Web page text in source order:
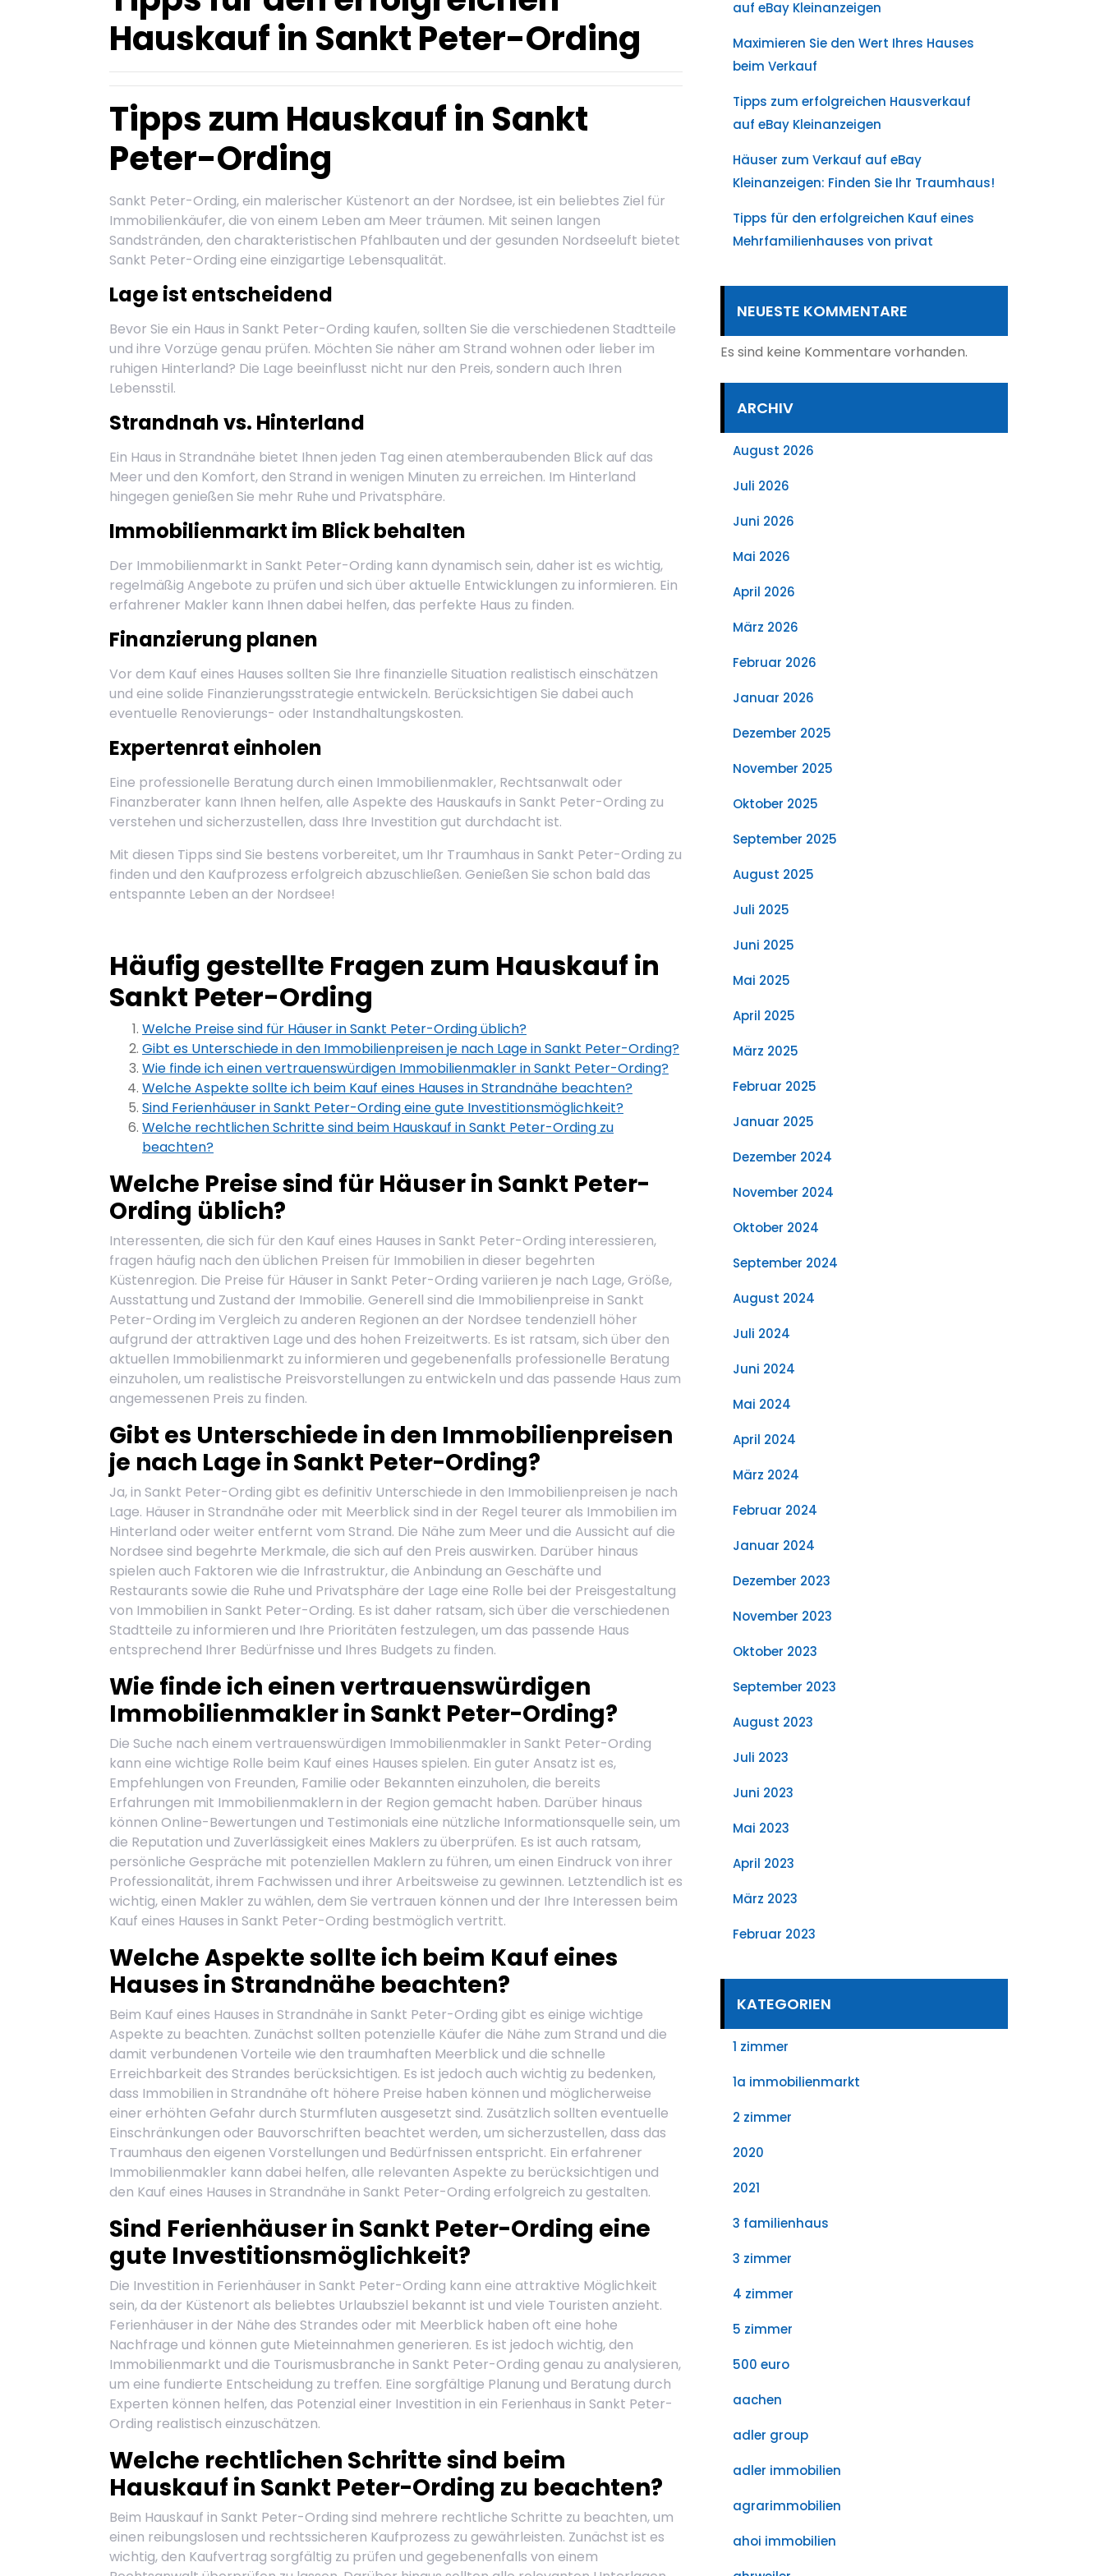
Hauskauf in Sankt Peter-Ording
Tipps zum Hauskauf in Sankt
Peter-Ording
Sankt Peter-Ording, ein malerischer Küstenort an der Nordsee, ist ein beliebtes Ziel für
Immobilienkäufer, die von einem Leben am Meer träumen. Mit seinen langen
Sandstränden, den charakteristischen Pfahlbauten und der gesunden Nordseeluft bietet
Sankt Peter-Ording eine einzigartige Lebensqualität.
Lage ist entscheidend
Bevor Sie ein Haus in Sankt Peter-Ording kaufen, sollten Sie die verschiedenen Stadtteile
und ihre Vorzüge genau prüfen. Möchten Sie näher am Strand wohnen oder lieber im
ruhigen Hinterland? Die Lage beeinflusst nicht nur den Preis, sondern auch Ihren
Lebensstil.
Strandnah vs. Hinterland
Ein Haus in Strandnähe bietet Ihnen jeden Tag einen atemberaubenden Blick auf das
Meer und den Komfort, den Strand in wenigen Minuten zu erreichen. Im Hinterland
hingegen genießen Sie mehr Ruhe und Privatsphäre.
Immobilienmarkt im Blick behalten
Der Immobilienmarkt in Sankt Peter-Ording kann dynamisch sein, daher ist es wichtig,
regelmäßig Angebote zu prüfen und sich über aktuelle Entwicklungen zu informieren. Ein
erfahrener Makler kann Ihnen dabei helfen, das perfekte Haus zu finden.
Finanzierung planen
Vor dem Kauf eines Hauses sollten Sie Ihre finanzielle Situation realistisch einschätzen
und eine solide Finanzierungsstrategie entwickeln. Berücksichtigen Sie dabei auch
eventuelle Renovierungs- oder Instandhaltungskosten.
Expertenrat einholen
Eine professionelle Beratung durch einen Immobilienmakler, Rechtsanwalt oder
Finanzberater kann Ihnen helfen, alle Aspekte des Hauskaufs in Sankt Peter-Ording zu
verstehen und sicherzustellen, dass Ihre Investition gut durchdacht ist.
Mit diesen Tipps sind Sie bestens vorbereitet, um Ihr Traumhaus in Sankt Peter-Ording zu
finden und den Kaufprozess erfolgreich abzuschließen. Genießen Sie schon bald das
entspannte Leben an der Nordsee!
Häufig gestellte Fragen zum Hauskauf in
Sankt Peter-Ording
Welche Preise sind für Häuser in Sankt Peter-Ording üblich?
Gibt es Unterschiede in den Immobilienpreisen je nach Lage in Sankt Peter-Ording?
Wie finde ich einen vertrauenswürdigen Immobilienmakler in Sankt Peter-Ording?
Welche Aspekte sollte ich beim Kauf eines Hauses in Strandnähe beachten?
Sind Ferienhäuser in Sankt Peter-Ording eine gute Investitionsmöglichkeit?
Welche rechtlichen Schritte sind beim Hauskauf in Sankt Peter-Ording zu
beachten?
Welche Preise sind für Häuser in Sankt Peter-
Ording üblich?
Interessenten, die sich für den Kauf eines Hauses in Sankt Peter-Ording interessieren,
fragen häufig nach den üblichen Preisen für Immobilien in dieser begehrten
Küstenregion. Die Preise für Häuser in Sankt Peter-Ording variieren je nach Lage, Größe,
Ausstattung und Zustand der Immobilie. Generell sind die Immobilienpreise in Sankt
Peter-Ording im Vergleich zu anderen Regionen an der Nordsee tendenziell höher
aufgrund der attraktiven Lage und des hohen Freizeitwerts. Es ist ratsam, sich über den
aktuellen Immobilienmarkt zu informieren und gegebenenfalls professionelle Beratung
einzuholen, um realistische Preisvorstellungen zu entwickeln und das passende Haus zum
angemessenen Preis zu finden.
Gibt es Unterschiede in den Immobilienpreisen
je nach Lage in Sankt Peter-Ording?
Ja, in Sankt Peter-Ording gibt es definitiv Unterschiede in den Immobilienpreisen je nach
Lage. Häuser in Strandnähe oder mit Meerblick sind in der Regel teurer als Immobilien im
Hinterland oder weiter entfernt vom Strand. Die Nähe zum Meer und die Aussicht auf die
Nordsee sind begehrte Merkmale, die sich auf den Preis auswirken. Darüber hinaus
spielen auch Faktoren wie die Infrastruktur, die Anbindung an Geschäfte und
Restaurants sowie die Ruhe und Privatsphäre der Lage eine Rolle bei der Preisgestaltung
von Immobilien in Sankt Peter-Ording. Es ist daher ratsam, sich über die verschiedenen
Stadtteile zu informieren und Ihre Prioritäten festzulegen, um das passende Haus
entsprechend Ihrer Bedürfnisse und Ihres Budgets zu finden.
Wie finde ich einen vertrauenswürdigen
Immobilienmakler in Sankt Peter-Ording?
Die Suche nach einem vertrauenswürdigen Immobilienmakler in Sankt Peter-Ording
kann eine wichtige Rolle beim Kauf eines Hauses spielen. Ein guter Ansatz ist es,
Empfehlungen von Freunden, Familie oder Bekannten einzuholen, die bereits
Erfahrungen mit Immobilienmaklern in der Region gemacht haben. Darüber hinaus
können Online-Bewertungen und Testimonials eine nützliche Informationsquelle sein, um
die Reputation und Zuverlässigkeit eines Maklers zu überprüfen. Es ist auch ratsam,
persönliche Gespräche mit potenziellen Maklern zu führen, um einen Eindruck von ihrer
Professionalität, ihrem Fachwissen und ihrer Arbeitsweise zu gewinnen. Letztendlich ist es
wichtig, einen Makler zu wählen, dem Sie vertrauen können und der Ihre Interessen beim
Kauf eines Hauses in Sankt Peter-Ording bestmöglich vertritt.
Welche Aspekte sollte ich beim Kauf eines
Hauses in Strandnähe beachten?
Beim Kauf eines Hauses in Strandnähe in Sankt Peter-Ording gibt es einige wichtige
Aspekte zu beachten. Zunächst sollten potenzielle Käufer die Nähe zum Strand und die
damit verbundenen Vorteile wie den traumhaften Meerblick und die schnelle
Erreichbarkeit des Strandes berücksichtigen. Es ist jedoch auch wichtig zu bedenken,
dass Immobilien in Strandnähe oft höhere Preise haben können und möglicherweise
einer erhöhten Gefahr durch Sturmfluten ausgesetzt sind. Zusätzlich sollten eventuelle
Einschränkungen oder Bauvorschriften beachtet werden, um sicherzustellen, dass das
Traumhaus den eigenen Vorstellungen und Bedürfnissen entspricht. Ein erfahrener
Immobilienmakler kann dabei helfen, alle relevanten Aspekte zu berücksichtigen und
den Kauf eines Hauses in Strandnähe in Sankt Peter-Ording erfolgreich zu gestalten.
Sind Ferienhäuser in Sankt Peter-Ording eine
gute Investitionsmöglichkeit?
Die Investition in Ferienhäuser in Sankt Peter-Ording kann eine attraktive Möglichkeit
sein, da der Küstenort als beliebtes Urlaubsziel bekannt ist und viele Touristen anzieht.
Ferienhäuser in der Nähe des Strandes oder mit Meerblick haben oft eine hohe
Nachfrage und können gute Mieteinnahmen generieren. Es ist jedoch wichtig, den
Immobilienmarkt und die Tourismusbranche in Sankt Peter-Ording genau zu analysieren,
um eine fundierte Entscheidung zu treffen. Eine sorgfältige Planung und Beratung durch
Experten können helfen, das Potenzial einer Investition in ein Ferienhaus in Sankt Peter-
Ording realistisch einzuschätzen.
Welche rechtlichen Schritte sind beim
Hauskauf in Sankt Peter-Ording zu beachten?
Beim Hauskauf in Sankt Peter-Ording sind mehrere rechtliche Schritte zu beachten, um
einen reibungslosen und rechtssicheren Kaufprozess zu gewährleisten. Zunächst ist es
wichtig, den Kaufvertrag sorgfältig zu prüfen und gegebenenfalls von einem
auf eBay Kleinanzeigen
Maximieren Sie den Wert Ihres Hauses
beim Verkauf
Tipps zum erfolgreichen Hausverkauf
auf eBay Kleinanzeigen
Häuser zum Verkauf auf eBay
Kleinanzeigen: Finden Sie Ihr Traumhaus!
Tipps für den erfolgreichen Kauf eines
Mehrfamilienhauses von privat
NEUESTE KOMMENTARE
Es sind keine Kommentare vorhanden.
ARCHIV
August 2026
Juli 2026
Juni 2026
Mai 2026
April 2026
März 2026
Februar 2026
Januar 2026
Dezember 2025
November 2025
Oktober 2025
September 2025
August 2025
Juli 2025
Juni 2025
Mai 2025
April 2025
März 2025
Februar 2025
Januar 2025
Dezember 2024
November 2024
Oktober 2024
September 2024
August 2024
Juli 2024
Juni 2024
Mai 2024
April 2024
März 2024
Februar 2024
Januar 2024
Dezember 2023
November 2023
Oktober 2023
September 2023
August 2023
Juli 2023
Juni 2023
Mai 2023
April 2023
März 2023
Februar 2023
KATEGORIEN
1 zimmer
1a immobilienmarkt
2 zimmer
2020
2021
3 familienhaus
3 zimmer
4 zimmer
5 zimmer
500 euro
aachen
adler group
adler immobilien
agrarimmobilien
ahoi immobilien